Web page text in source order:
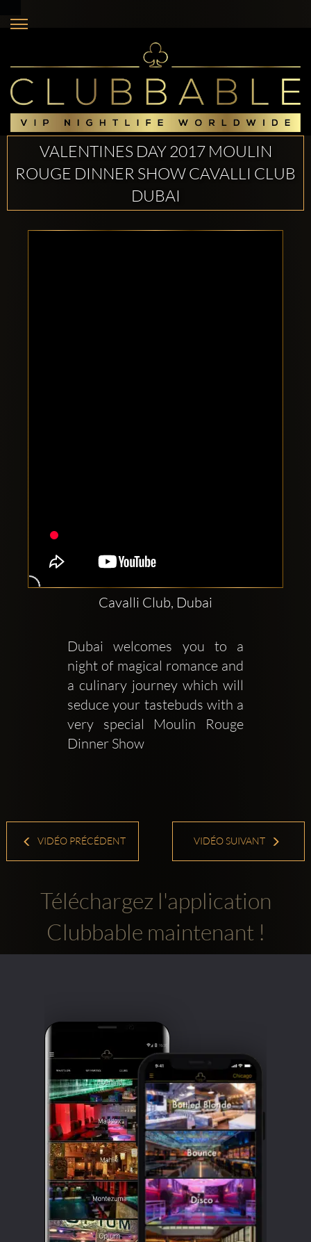
VALENTINES DAY 2017 MOULIN
ROUGE DINNER SHOW CAVALLI CLUB
DUBAI
Cavalli Club, Dubai
Dubai welcomes you to a
night of magical romance and
a culinary journey which will
seduce your tastebuds with a
very special Moulin Rouge
Dinner Show
VIDÉO PRÉCÉDENT VIDÉO SUIVANT
Téléchargez l'application
Clubbable maintenant !